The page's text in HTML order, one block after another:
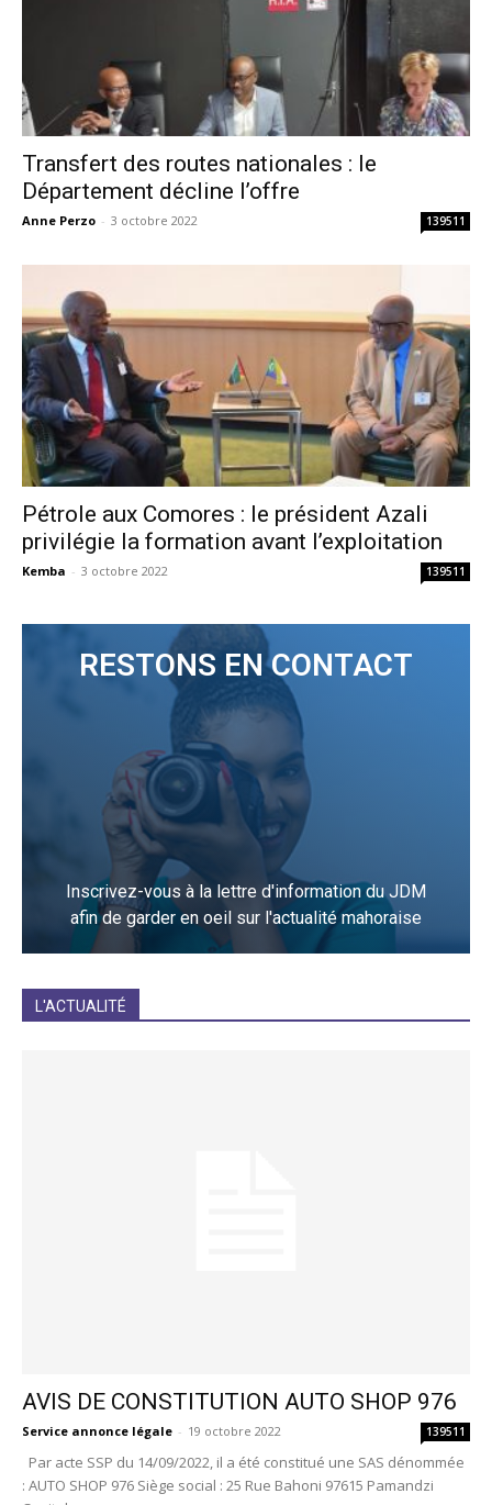
Transfert des routes nationales : le
Département décline l’offre
Anne Perzo - 3 octobre 2022 139511
Pétrole aux Comores : le président Azali
privilégie la formation avant l’exploitation
Kemba - 3 octobre 2022 139511
RESTONS EN CONTACT
Inscrivez-vous à la lettre d'information du JDM
afin de garder en oeil sur l'actualité mahoraise
L'ACTUALITÉ
AVIS DE CONSTITUTION AUTO SHOP 976
Service annonce légale - 19 octobre 2022 139511
Par acte SSP du 14/09/2022, il a été constitué une SAS dénommée
: AUTO SHOP 976 Siège social : 25 Rue Bahoni 97615 Pamandzi